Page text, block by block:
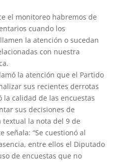
el monitoreo habremos de
cuando los
la atención o sucedan
con nuestra
la atención que el Partido
sus recientes derrotas
la calidad de las encuestas
sus decisiones de
textual la nota del 9 de
señala: “Se cuestionó al
entre ellos el Diputado
de encuestas que no